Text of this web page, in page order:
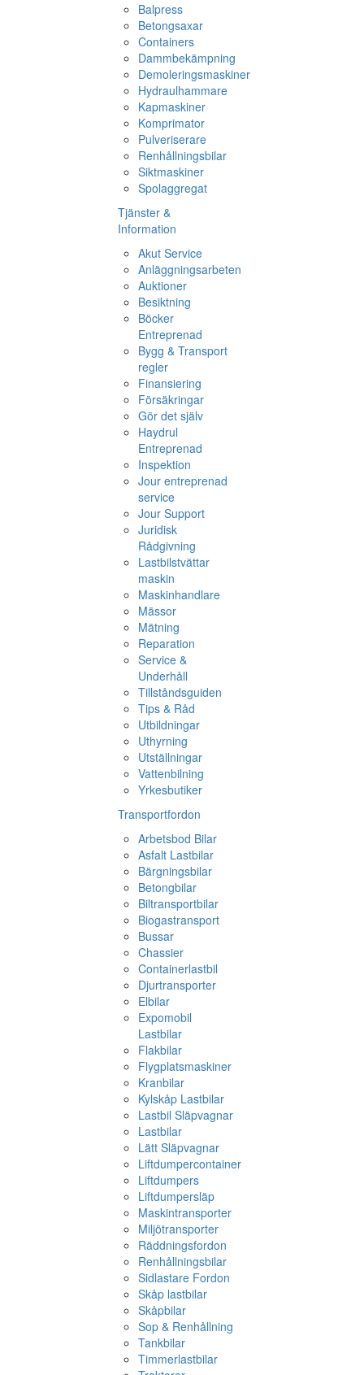
Balpress
Betongsaxar
Containers
Dammbekämpning
Demoleringsmaskiner
Hydraulhammare
Kapmaskiner
Komprimator
Pulveriserare
Renhållningsbilar
Siktmaskiner
Spolaggregat
Tjänster &
Information
Akut Service
Anläggningsarbeten
Auktioner
Besiktning
Böcker
Entreprenad
Bygg & Transport
regler
Finansiering
Försäkringar
Gör det själv
Haydrul
Entreprenad
Inspektion
Jour entreprenad
service
Jour Support
Juridisk
Rådgivning
Lastbilstvättar
maskin
Maskinhandlare
Mässor
Mätning
Reparation
Service &
Underhåll
Tillståndsguiden
Tips & Råd
Utbildningar
Uthyrning
Utställningar
Vattenbilning
Yrkesbutiker
Transportfordon
Arbetsbod Bilar
Asfalt Lastbilar
Bärgningsbilar
Betongbilar
Biltransportbilar
Biogastransport
Bussar
Chassier
Containerlastbil
Djurtransporter
Elbilar
Expomobil
Lastbilar
Flakbilar
Flygplatsmaskiner
Kranbilar
Kylskåp Lastbilar
Lastbil Släpvagnar
Lastbilar
Lätt Släpvagnar
Liftdumpercontainer
Liftdumpers
Liftdumpersläp
Maskintransporter
Miljötransporter
Räddningsfordon
Renhållningsbilar
Sidlastare Fordon
Skåp lastbilar
Skåpbilar
Sop & Renhållning
Tankbilar
Timmerlastbilar